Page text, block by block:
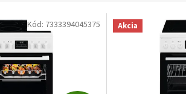
Kód: 7333394045375 Akcia